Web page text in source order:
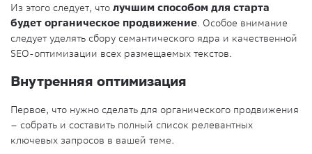
Из этого следует, что лучшим способом для старта
будет органическое продвижение. Особое внимание
следует уделять сбору семантического ядра и качественной
SEO-оптимизации всех размещаемых текстов.
Внутренняя оптимизация
Первое, что нужно сделать для органического продвижения
– собрать и составить полный список релевантных
ключевых запросов в вашей теме.